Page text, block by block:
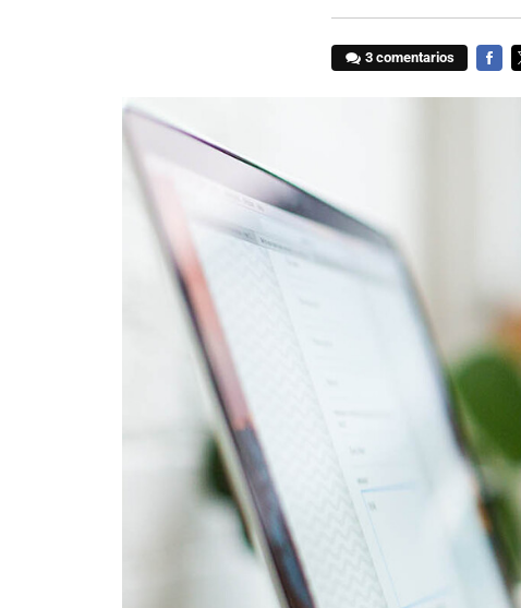
3 comentarios